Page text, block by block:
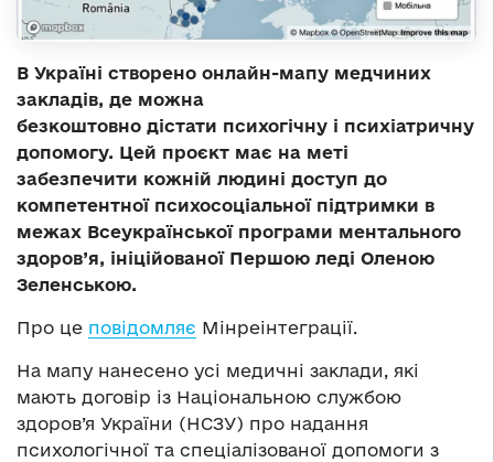
В Україні створено онлайн-мапу медчиних
закладів, де можна
безкоштовно дістати психогічну і психіатричну
допомогу. Цей проєкт має на меті
забезпечити кожній людині доступ до
компетентної психосоціальної підтримки в
межах Всеукраїнської програми ментального
здоров’я, ініційованої Першою леді Оленою
Зеленською.
Про це повідомляє Мінреінтеграції.
На мапу нанесено усі медичні заклади, які
мають договір із Національною службою
здоров’я України (НСЗУ) про надання
психологічної та спеціалізованої допомоги з